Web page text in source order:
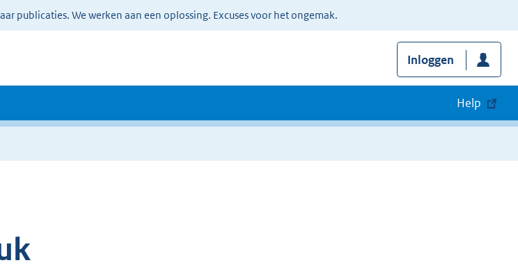
publicaties. We werken aan een oplossing. Excuses voor het ongemak.
Inloggen
Help